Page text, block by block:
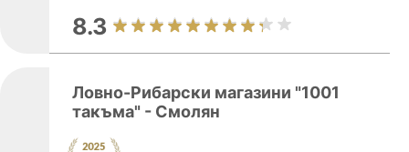
8.3
Ловно-Рибарски магазини "1001
такъма" - Смолян